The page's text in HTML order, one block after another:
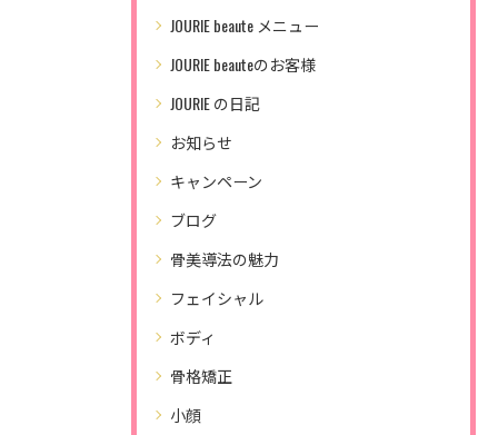
JOURIE beaute メニュー
JOURIE beauteのお客様
JOURIE の日記
お知らせ
キャンペーン
ブログ
骨美導法の魅力
フェイシャル
ボディ
骨格矯正
小顔